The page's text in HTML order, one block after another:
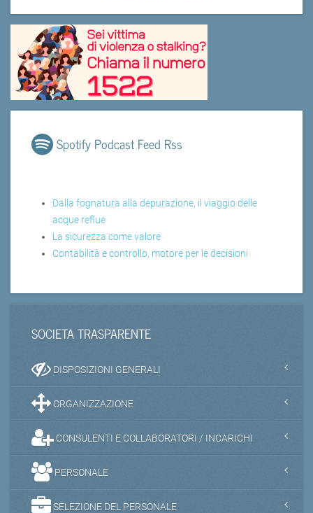
Spotify Podcast Feed Rss
Dalla fognatura alla depurazione, il viaggio delle
acque reflue
La sicurezza come valore
Contabilità e controllo, motore per le decisioni
SOCIETA TRASPARENTE
DISPOSIZIONI GENERALI
ORGANIZZAZIONE
CONSULENTI E COLLABORATORI / INCARICHI
PERSONALE
SELEZIONE DEL PERSONALE